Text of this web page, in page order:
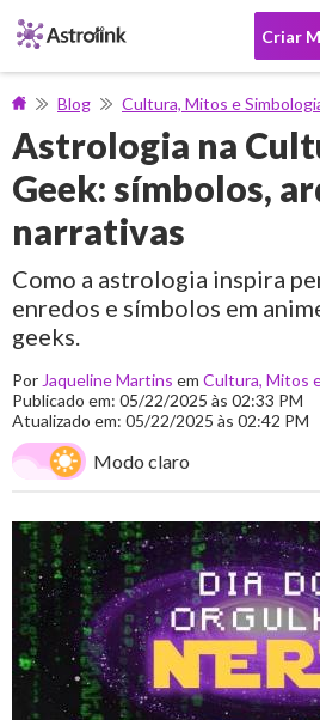
Criar
Blog Cultura, Mitos e
Astrologia na
Geek: símbolos,
narrativas
Como a astrologia inspira
enredos e símbolos em
geeks.
Por Jaqueline Martins em Cultura, Mitos
Publicado em: 05/22/2025 às 02:33 PM
Atualizado em: 05/22/2025 às 02:42 PM
Modo claro